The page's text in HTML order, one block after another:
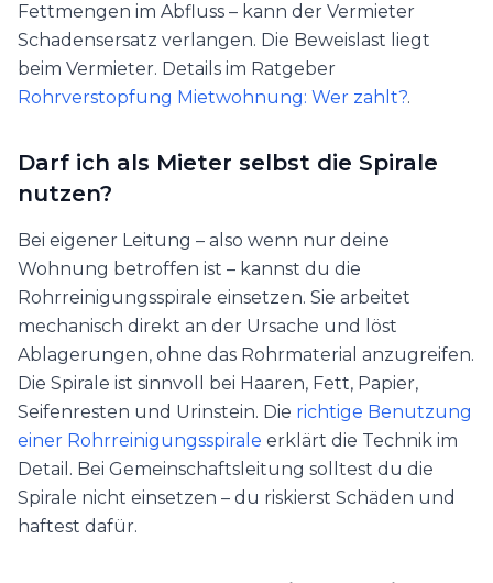
Fettmengen im Abfluss – kann der Vermieter
Schadensersatz verlangen. Die Beweislast liegt
beim Vermieter. Details im Ratgeber
Rohrverstopfung Mietwohnung: Wer zahlt?.
Darf ich als Mieter selbst die Spirale
nutzen?
Bei eigener Leitung – also wenn nur deine
Wohnung betroffen ist – kannst du die
Rohrreinigungsspirale einsetzen. Sie arbeitet
mechanisch direkt an der Ursache und löst
Ablagerungen, ohne das Rohrmaterial anzugreifen.
Die Spirale ist sinnvoll bei Haaren, Fett, Papier,
Seifenresten und Urinstein. Die richtige Benutzung
einer Rohrreinigungsspirale erklärt die Technik im
Detail. Bei Gemeinschaftsleitung solltest du die
Spirale nicht einsetzen – du riskierst Schäden und
haftest dafür.